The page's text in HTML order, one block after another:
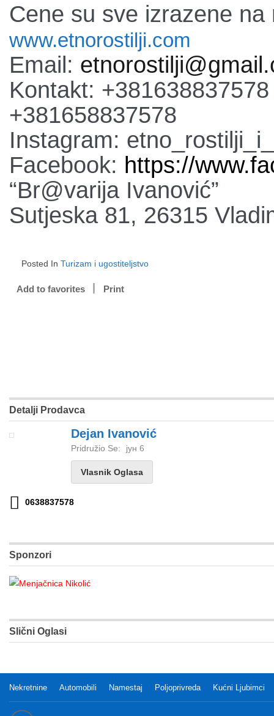
Cene su sve izrazene
www.etnorostilji.com
Email:
Kontakt: +381638837578
+381658837578
Instagram:
Facebook: https://
“Br@varija Ivanović”
Sutjeska 81, 26315
Posted In Turizam i ugostiteljstvo
Add to favorites Print
Detalji Prodavca
Dejan Ivanović
Pridružio Se: јун 6
Vlasnik Oglasa
0638837578
Sponzori
Slični Oglasi
Nekretnine Automobili Namestaj Poljoprivreda Kućni Ljubimci